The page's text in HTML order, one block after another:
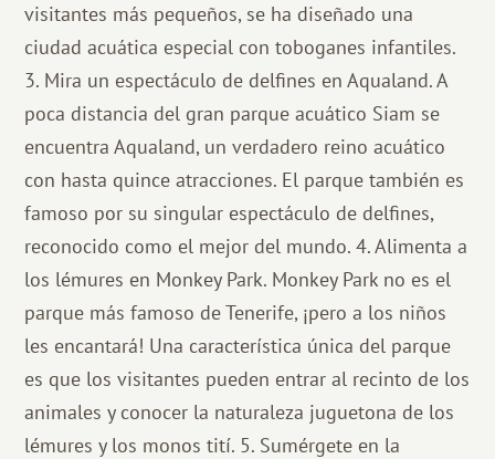
visitantes más pequeños, se ha diseñado una
ciudad acuática especial con toboganes infantiles.
3. Mira un espectáculo de delfines en Aqualand. A
poca distancia del gran parque acuático Siam se
encuentra Aqualand, un verdadero reino acuático
con hasta quince atracciones. El parque también es
famoso por su singular espectáculo de delfines,
reconocido como el mejor del mundo. 4. Alimenta a
los lémures en Monkey Park. Monkey Park no es el
parque más famoso de Tenerife, ¡pero a los niños
les encantará! Una característica única del parque
es que los visitantes pueden entrar al recinto de los
animales y conocer la naturaleza juguetona de los
lémures y los monos tití. 5. Sumérgete en la